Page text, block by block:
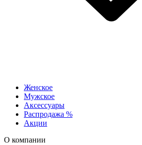
Женское
Мужское
Аксессуары
Распродажа %
Акции
О компании